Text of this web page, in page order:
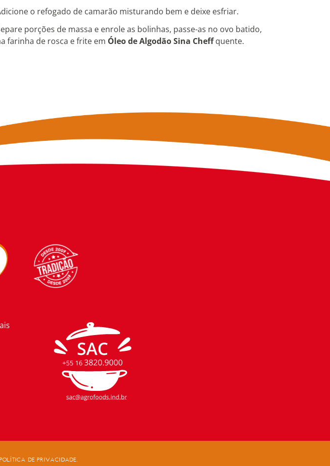
o refogado de camarão misturando bem e deixe esfriar.
porções de massa e enrole as bolinhas, passe-as no ovo batido,
farinha de rosca e frite em Óleo de Algodão Sina Cheffquente.
POLÍTICA DE PRIVACIDADE.